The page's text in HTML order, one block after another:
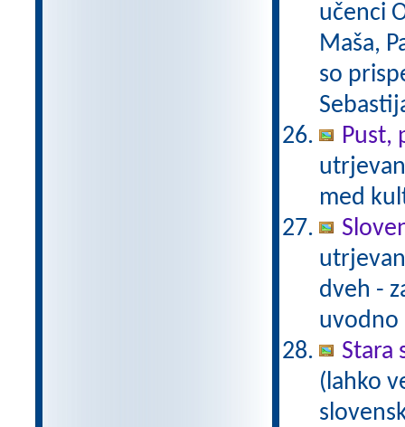
učenci
Maša,
so
Pust,
med
dveh -
uvodno
Stara
(lahko